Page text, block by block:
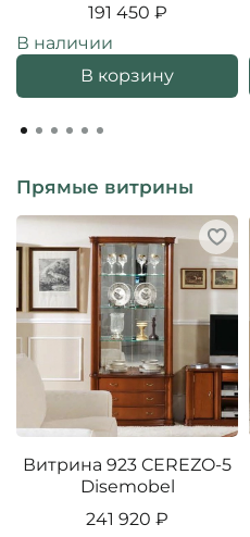
191 450 ₽
В наличии
В корзину
Прямые витрины
Витрина 923 CEREZO-5
Disemobel
241 920 ₽